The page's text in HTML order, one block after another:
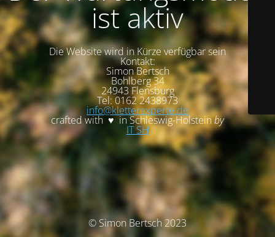
ist aktiv
Die Website wird in Kürze verfügbar sein
Kontakt:
Simon Bertsch
Bohlberg 34
24943 Flensburg
Tel: 0162 2438973
info@kletterexperte.de
crafted with ♥ in Schleswig-Holsteinby
IT SH
© Simon Bertsch 2023